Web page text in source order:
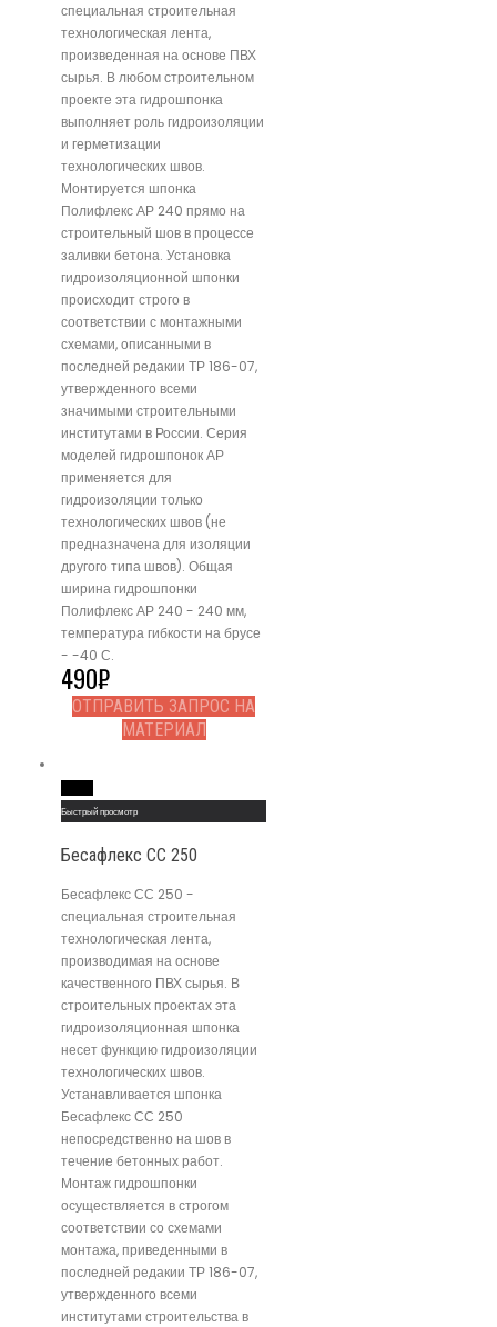
специальная строительная
технологическая лента,
произведенная на основе ПВХ
сырья. В любом строительном
проекте эта гидрошпонка
выполняет роль гидроизоляции
и герметизации
технологических швов.
Монтируется шпонка
Полифлекс АР 240 прямо на
строительный шов в процессе
заливки бетона. Установка
гидроизоляционной шпонки
происходит строго в
соответствии с монтажными
схемами, описанными в
последней редакии ТР 186-07,
утвержденного всеми
значимыми строительными
институтами в России. Серия
моделей гидрошпонок АР
применяется для
гидроизоляции только
технологических швов (не
предназначена для изоляции
другого типа швов). Общая
ширина гидрошпонки
Полифлекс АР 240 - 240 мм,
температура гибкости на брусе
- -40 С.
490₽
ОТПРАВИТЬ ЗАПРОС НА
МАТЕРИАЛ
Быстрый просмотр
Бесафлекс СС 250
Бесафлекс СС 250 -
специальная строительная
технологическая лента,
производимая на основе
качественного ПВХ сырья. В
строительных проектах эта
гидроизоляционная шпонка
несет функцию гидроизоляции
технологических швов.
Устанавливается шпонка
Бесафлекс СС 250
непосредственно на шов в
течение бетонных работ.
Монтаж гидрошпонки
осуществляется в строгом
соответствии со схемами
монтажа, приведенными в
последней редакии ТР 186-07,
утвержденного всеми
институтами строительства в